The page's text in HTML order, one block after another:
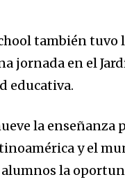
también
jornada en el
educativa.
la
y el
alumnos la